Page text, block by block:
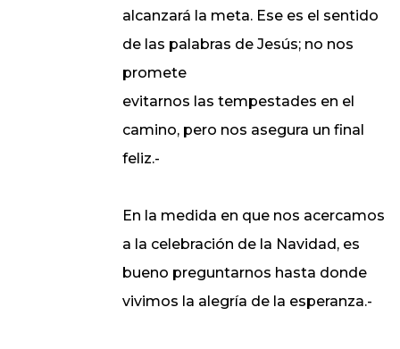
alcanzará la meta. Ese es el sentido
de las palabras de Jesús; no nos
promete
evitarnos las tempestades en el
camino, pero nos asegura un final
feliz.-
En la medida en que nos acercamos
a la celebración de la Navidad, es
bueno preguntarnos hasta donde
vivimos la alegría de la esperanza.-